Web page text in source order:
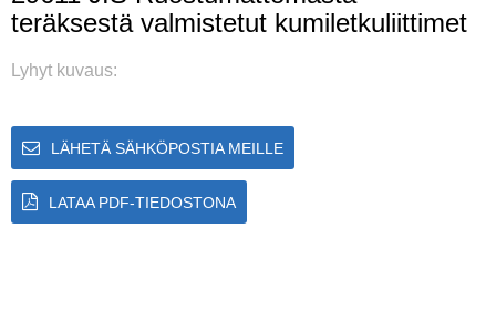
teräksestä valmistetut kumiletkuliittimet
Lyhyt kuvaus:
LÄHETÄ SÄHKÖPOSTIA MEILLE
LATAA PDF-TIEDOSTONA